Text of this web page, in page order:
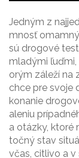
Jedným z
mnosť
sú drogové
mladými
orým záleží na
chce pre svoje
konanie
aleniu
a otázky, ktoré
točný stav
včas, citlivo a v